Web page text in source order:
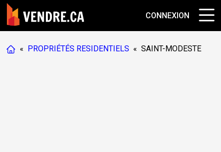
CONNEXION
« PROPRIÉTÉS RESIDENTIELS « SAINT-MODESTE